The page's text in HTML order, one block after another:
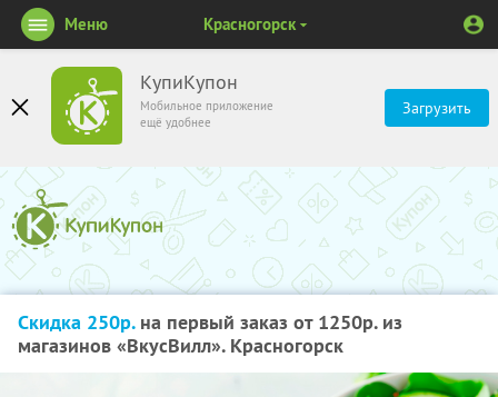
КупиКупон
Мобильное приложение
ещё удобнее
Загрузить
Меню Красногорск
Скидка 250р.на первый заказ от 1250р. из
магазинов «ВкусВилл». Красногорск